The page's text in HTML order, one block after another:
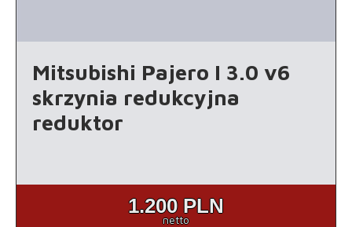
Mitsubishi Pajero I 3.0 v6
skrzynia redukcyjna
reduktor
1.200 PLN
netto